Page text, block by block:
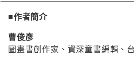
■作者簡介
曹俊彥
圖畫書創作家、資深童書編輯、